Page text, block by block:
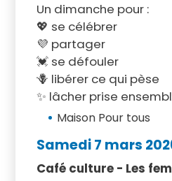
Un dimanche pour :
💖 se célébrer
💜 partager
💓 se défouler
🪻 libérer ce qui pèse
✨ lâcher prise
Maison Pour tous
Samedi 7 mars
Café culture - Les